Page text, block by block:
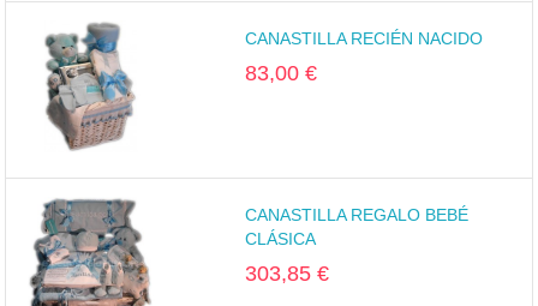
CANASTILLA RECIÉN NACIDO
83,00 €
CANASTILLA REGALO BEBÉ
CLÁSICA
303,85 €